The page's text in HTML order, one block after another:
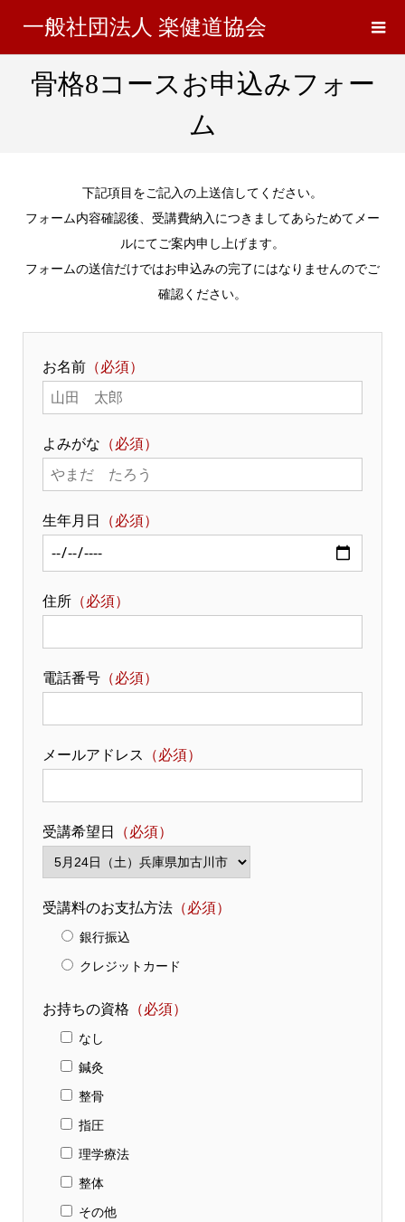
一般社団法人 楽健道協会
骨格8コースお申込みフォー
ム
下記項目をご記入の上送信してください。
フォーム内容確認後、受講費納入につきましてあらためてメー
ルにてご案内申し上げます。
フォームの送信だけではお申込みの完了にはなりませんのでご
確認ください。
お名前（必須）
よみがな （必須）
生年月日 （必須）
住所（必須）
電話番号（必須）
メールアドレス （必須）
受講希望日 （必須）
受講料のお支払方法（必須）
銀行振込
クレジットカード
お持ちの資格 （必須）
なし
鍼灸
整骨
指圧
理学療法
整体
その他